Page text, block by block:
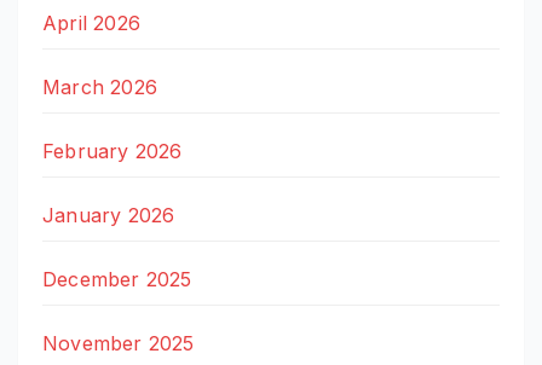
April 2026
March 2026
February 2026
January 2026
December 2025
November 2025